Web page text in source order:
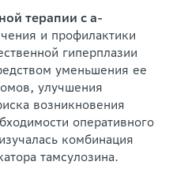
терапии с а-
и профилактики
гиперплазии
уменьшения ее
улучшения
возникновения
оперативного
комбинация
тамсулозина.